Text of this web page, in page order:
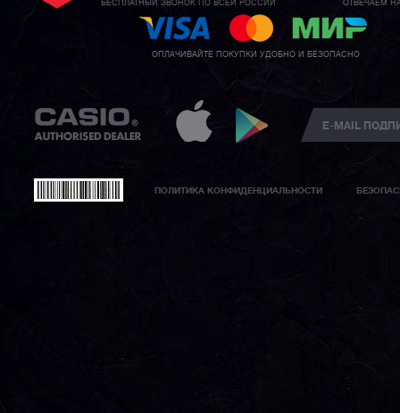
БЕСПЛАТНЫЙ ЗВОНОК ПО ВСЕЙ РОССИИ ОТВЕЧАЕМ
ОПЛАЧИВАЙТЕ ПОКУПКИ УДОБНО И БЕЗОПАСНО
ПОЛИТИКА КОНФИДЕНЦИАЛЬНОСТИ